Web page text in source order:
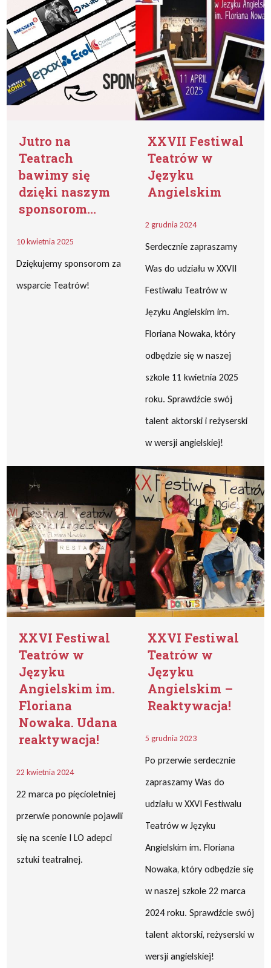
Jutro na
Teatrach
bawimy się
dzięki naszym
sponsorom…
10 kwietnia 2025
Dziękujemy sponsorom za
wsparcie Teatrów!
XXVII Festiwal
Teatrów w
Języku
Angielskim
2 grudnia 2024
Serdecznie zapraszamy
Was do udziału w XXVII
Festiwalu Teatrów w
Języku Angielskim im.
Floriana Nowaka, który
odbędzie się w naszej
szkole 11 kwietnia 2025
roku. Sprawdźcie swój
talent aktorski i reżyserski
w wersji angielskiej!
XXVI Festiwal
Teatrów w
Języku
Angielskim im.
Floriana
Nowaka. Udana
reaktywacja!
22 kwietnia 2024
22 marca po pięcioletniej
przerwie ponownie pojawili
się na scenie I LO adepci
sztuki teatralnej.
XXVI Festiwal
Teatrów w
Języku
Angielskim –
Reaktywacja!
5 grudnia 2023
Po przerwie serdecznie
zapraszamy Was do
udziału w XXVI Festiwalu
Teatrów w Języku
Angielskim im. Floriana
Nowaka, który odbędzie się
w naszej szkole 22 marca
2024 roku. Sprawdźcie swój
talent aktorski, reżyserski w
wersji angielskiej!